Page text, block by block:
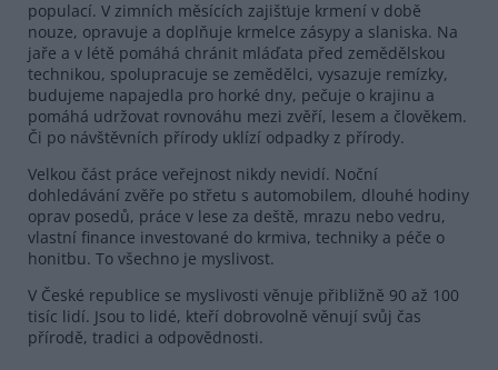
populací. V zimních měsících zajišťuje krmení v době
nouze, opravuje a doplňuje krmelce zásypy a slaniska. Na
jaře a v létě pomáhá chránit mláďata před zemědělskou
technikou, spolupracuje se zemědělci, vysazuje remízky,
budujeme napajedla pro horké dny, pečuje o krajinu a
pomáhá udržovat rovnováhu mezi zvěří, lesem a člověkem.
Či po návštěvních přírody uklízí odpadky z přírody.
Velkou část práce veřejnost nikdy nevidí. Noční
dohledávání zvěře po střetu s automobilem, dlouhé hodiny
oprav posedů, práce v lese za deště, mrazu nebo vedru,
vlastní finance investované do krmiva, techniky a péče o
honitbu. To všechno je myslivost.
V České republice se myslivosti věnuje přibližně 90 až 100
tisíc lidí. Jsou to lidé, kteří dobrovolně věnují svůj čas
přírodě, tradici a odpovědnosti.